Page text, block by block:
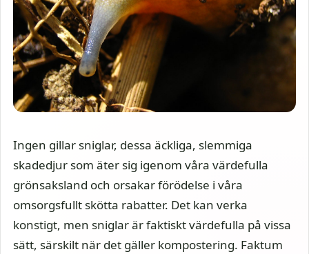
Ingen gillar sniglar, dessa äckliga, slemmiga
skadedjur som äter sig igenom våra värdefulla
grönsaksland och orsakar förödelse i våra
omsorgsfullt skötta rabatter. Det kan verka
konstigt, men sniglar är faktiskt värdefulla på vissa
sätt, särskilt när det gäller kompostering. Faktum